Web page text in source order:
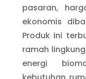
pasaran,
ekonomis
Produk ini
ramah
energi